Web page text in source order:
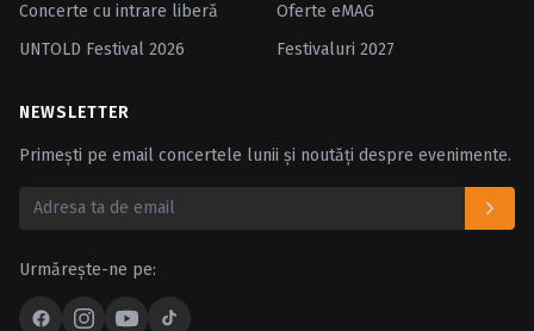
Concerte cu intrare liberă
Oferte eMAG
UNTOLD Festival 2026
Festivaluri 2027
NEWSLETTER
Primești pe email concertele lunii și noutăți despre evenimente.
Urmărește-ne pe: